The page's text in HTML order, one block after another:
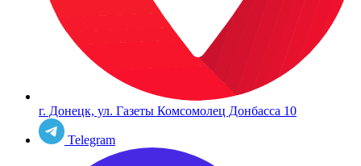
г. Донецк, ул. Газеты Комсомолец Донбасса 10
Telegram